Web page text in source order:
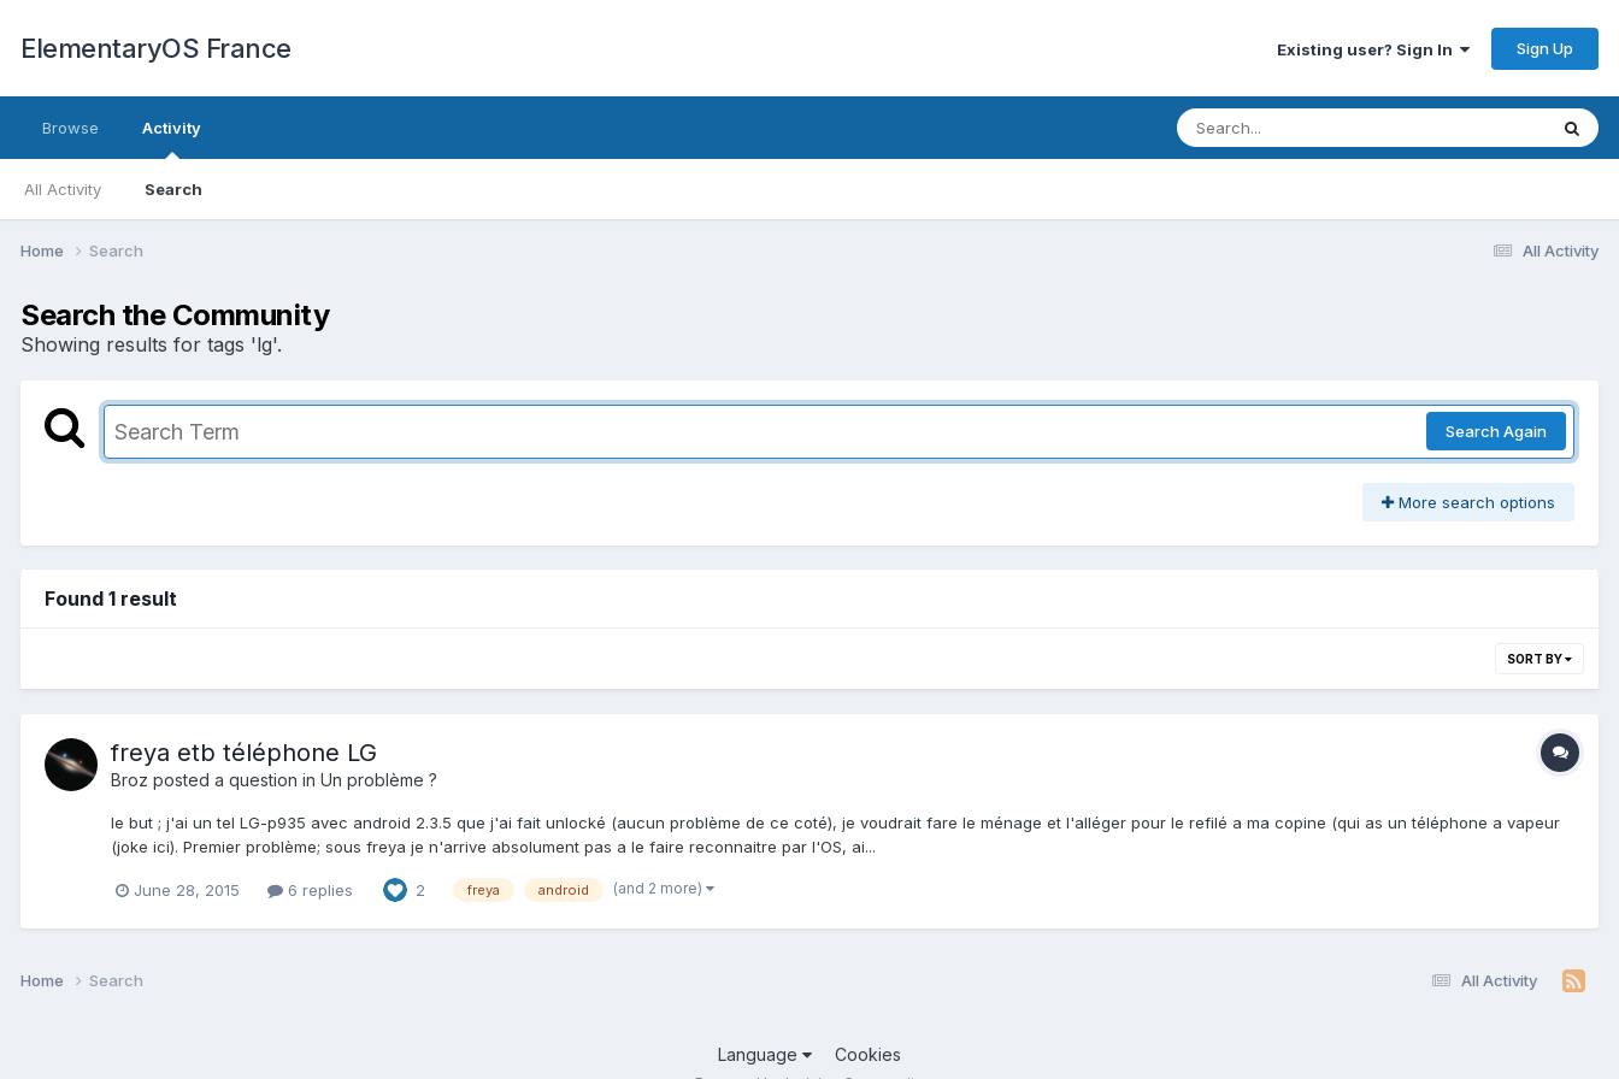
ElementaryOS France Existing user? Sign In Sign Up
Browse Activity
All Activity Search
All Activity
Home Search
Search the Community
Showing results for tags 'lg'.
Search Again
More search options
Found 1 result
SORT BY
freya etb téléphone LG
Broz posted a question in Un problème ?
le but ; j'ai un tel LG-p935 avec android 2.3.5 que j'ai fait unlocké (aucun problème de ce coté), je voudrait fare le ménage et l'alléger pour le refilé a ma copine (qui as un téléphone a vapeur
(joke ici). Premier problème; sous freya je n'arrive absolument pas a le faire reconnaitre par l'OS, ai...
June 28, 2015 6 replies 2 freya android (and 2 more)
All Activity
Home Search
Language Cookies